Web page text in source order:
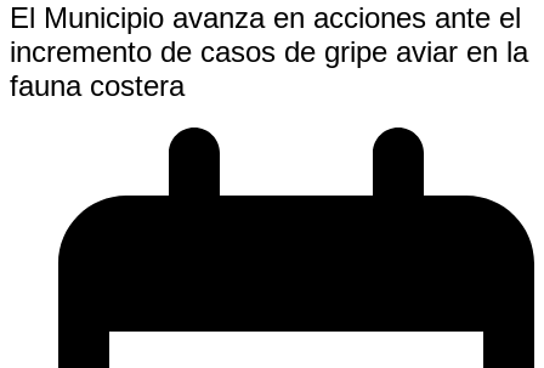
El Municipio avanza en acciones ante el
incremento de casos de gripe aviar en la
fauna costera